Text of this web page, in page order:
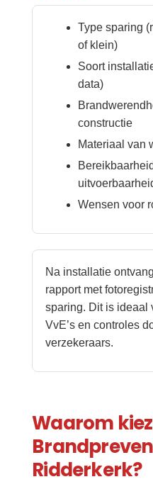
Type sparing
of klein)
Soort
data)
constructie
Materiaal van
Wensen voor
Na installatie
rapport met
sparing. Dit is ideaal
VvE’s en controles
verzekeraars.
Waarom
Ridderkerk?